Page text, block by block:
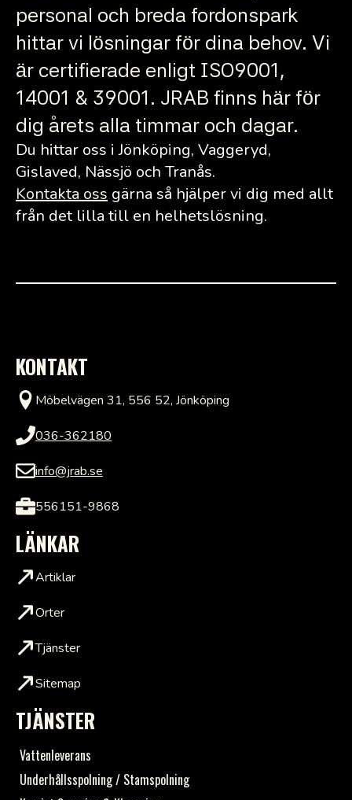
personal och breda fordonspark
hittar vi lösningar för dina behov. Vi
är certifierade enligt ISO9001,
14001 & 39001. JRAB finns här för
dig årets alla timmar och dagar.
Du hittar oss i Jönköping, Vaggeryd,
Gislaved, Nässjö och Tranås.
Kontakta oss gärna så hjälper vi dig med allt
från det lilla till en helhetslösning.
KONTAKT
Möbelvägen 31, 556 52, Jönköping
036-362180
info@jrab.se
556151-9868
LÄNKAR
Artiklar
Orter
Tjänster
Sitemap
TJÄNSTER
Vattenleverans
Underhållsspolning / Stamspolning